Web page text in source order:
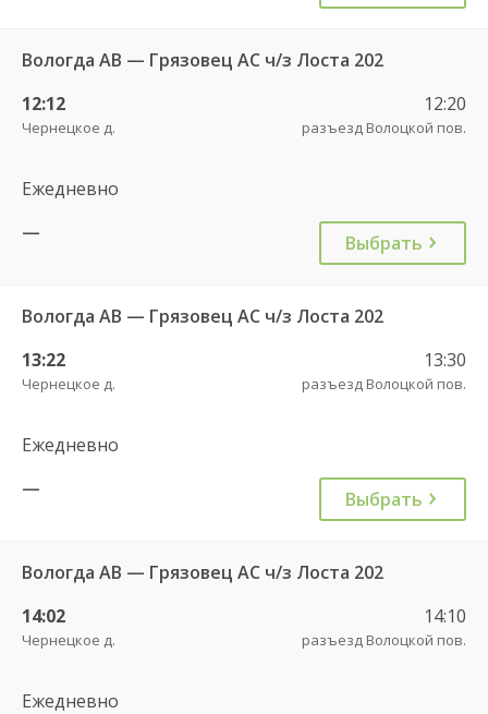
Вологда АВ — Грязовец АС ч/з Лоста 202
12:12
Чернецкое д.
12:20
разъезд Волоцкой пов.
Ежедневно
—
Выбрать
Вологда АВ — Грязовец АС ч/з Лоста 202
13:22
Чернецкое д.
13:30
разъезд Волоцкой пов.
Ежедневно
—
Выбрать
Вологда АВ — Грязовец АС ч/з Лоста 202
14:02
Чернецкое д.
14:10
разъезд Волоцкой пов.
Ежедневно